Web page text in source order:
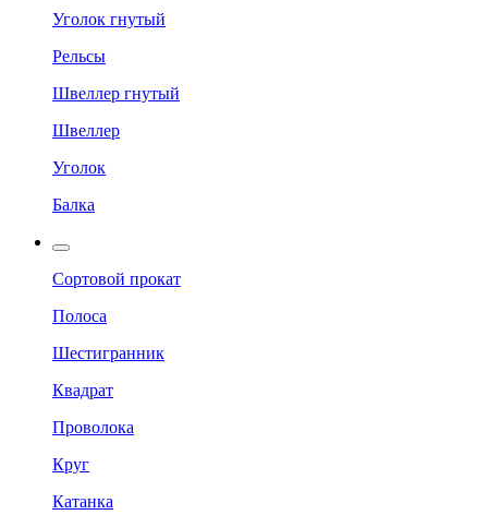
Уголок гнутый
Рельсы
Швеллер гнутый
Швеллер
Уголок
Балка
Сортовой прокат
Полоса
Шестигранник
Квадрат
Проволока
Круг
Катанка